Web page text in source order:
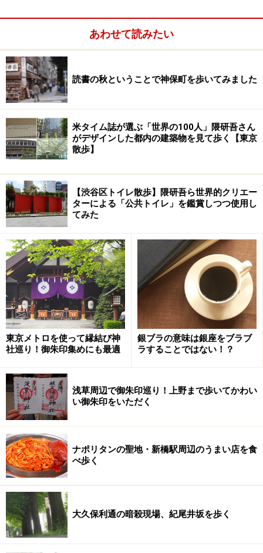
水は流れていないけれど、真ん中に呑川があり、両側に
道がある。かつての呑川沿いに桜並木が続いている。
ちなみに春はこのように桜が咲きます。
ずっと桜並木が続く呑川親水公園
次頁では呑川親水公園を歩きます。
※記事内容は執筆時点のものです。最新の内容をご確認くださ
い。
次のページへ
あわせて読みたい
読書の秋ということで神保町を歩いてみました
米タイム誌が選ぶ「世界の100人」隈研吾さん
がデザインした都内の建築物を見て歩く【東京
散歩】
【渋谷区トイレ散歩】隈研吾ら世界的クリエー
ターによる「公共トイレ」を鑑賞しつつ使用し
てみた
東京メトロを使って縁結び神
社巡り！御朱印集めにも最適
銀ブラの意味は銀座をブラブ
ラすることではない！？
浅草周辺で御朱印巡り！上野まで歩いてかわい
い御朱印をいただく
ナポリタンの聖地・新橋駅周辺のうまい店を食
べ歩く
大久保利通の暗殺現場、紀尾井坂を歩く